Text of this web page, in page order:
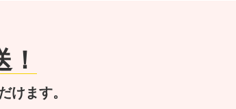
けます。